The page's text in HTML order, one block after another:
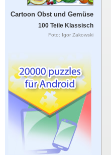
Cartoon Obst und Gemüse
100 Teile Klassisch
Foto: Igor Zakowski